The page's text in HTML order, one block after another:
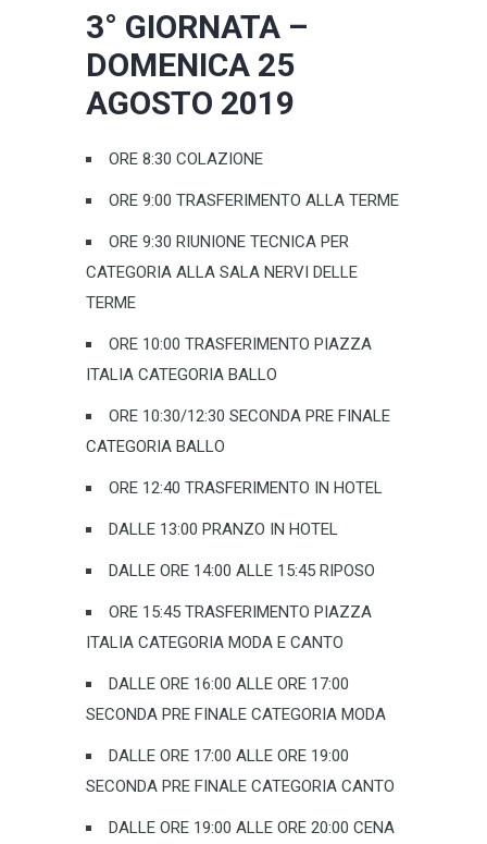
3° GIORNATA –
DOMENICA 25
AGOSTO 2019
ORE 8:30 COLAZIONE
ORE 9:00 TRASFERIMENTO ALLA TERME
ORE 9:30 RIUNIONE TECNICA PER
CATEGORIA ALLA SALA NERVI DELLE
TERME
ORE 10:00 TRASFERIMENTO PIAZZA
ITALIA CATEGORIA BALLO
ORE 10:30/12:30 SECONDA PRE FINALE
CATEGORIA BALLO
ORE 12:40 TRASFERIMENTO IN HOTEL
DALLE 13:00 PRANZO IN HOTEL
DALLE ORE 14:00 ALLE 15:45 RIPOSO
ORE 15:45 TRASFERIMENTO PIAZZA
ITALIA CATEGORIA MODA E CANTO
DALLE ORE 16:00 ALLE ORE 17:00
SECONDA PRE FINALE CATEGORIA MODA
DALLE ORE 17:00 ALLE ORE 19:00
SECONDA PRE FINALE CATEGORIA CANTO
DALLE ORE 19:00 ALLE ORE 20:00 CENA